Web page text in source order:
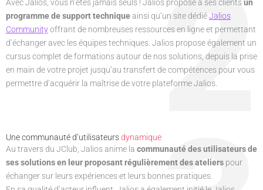
2
Avec Jalios, vous n’êtes jamais seuls ! Jalios propose à ses clientsun
programme de support techniqueainsi qu’un site dédiéJalios
Communityoffrant de nombreuses ressources en ligne et permettant
d’échanger avec les équipes techniques. Jalios propose également un
cursus complet de formations autour de nos solutions, depuis la prise
en main de votre projet jusqu’au transfert de compétences pour vous
permettre d’acquérir la maîtrise de votre plateforme Jalios.
Une communauté d’utilisateursdynamique
Au travers du JClub, Jalios anime la communauté des utilisateurs de
ses solutions en leur proposant régulièrement des ateliers pour
échanger sur leurs expériences et leurs bonnes pratiques.